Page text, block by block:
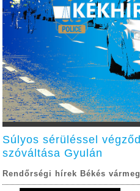
Súlyos sérüléssel
szóváltása Gyulán
Rendőrségi hírek Békés